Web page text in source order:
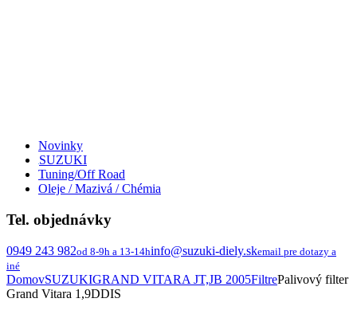
Novinky
SUZUKI
Tuning/Off Road
Oleje / Mazivá / Chémia
Tel. objednávky
0949 243 982od 8-9h a 13-14hinfo@suzuki-diely.skemail pre dotazy a
iné
DomovSUZUKIGRAND VITARA JT,JB 2005FiltrePalivový filter
Grand Vitara 1,9DDIS